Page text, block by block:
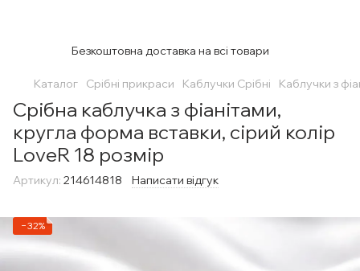
Безкоштовна доставка на всі товари
Каталог Срібні прикраси Каблучки Срібні Каблучки з
Срібна каблучка з фіанітами,
кругла форма вставки, сірий колір
LoveR 18 розмір
Артикул: 214614818 Написати відгук
−32%